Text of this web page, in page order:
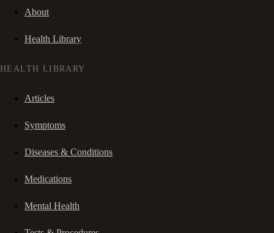
About
Health Library
HEALTH LIBRARY
Articles
Symptoms
Diseases & Conditions
Medications
Mental Health